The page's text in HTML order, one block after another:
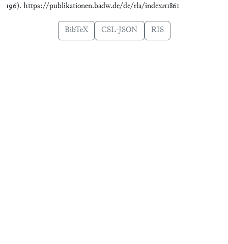
196). https://publikationen.badw.de/de/rla/index#11861
BibTeX CSL-JSON RIS